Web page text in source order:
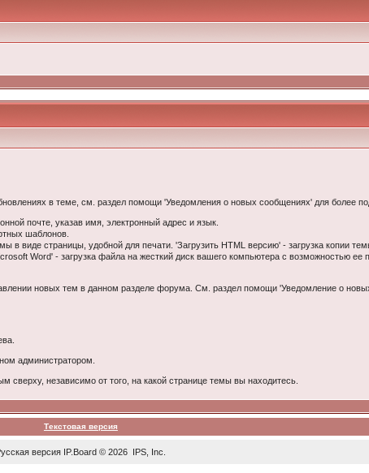
в теме, см. раздел помощи 'Уведомления о новых сообщениях' для более
почте, указав имя, электронный адрес и язык.
шаблонов.
виде страницы, удобной для печати. 'Загрузить HTML версию' - загрузка копии
Word' - загрузка файла на жесткий диск вашего компьютера с возможностью
новых тем в данном разделе форума. См. раздел помощи 'Уведомление о
администратором.
независимо от того, на какой странице темы вы находитесь.
Текстовая версия
версия IP.Board© 2026 IPS, Inc